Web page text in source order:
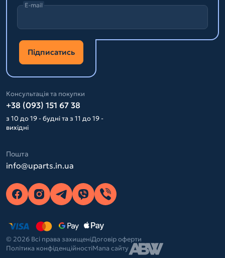
E-mail
Підписатись
Консультація та покупки
+38 (093) 151 67 38
з 10 до 19 - будні та з 11 до 19 -
вихідні
Пошта
info@uparts.in.ua
© 2026 Всі права захищеніДоговір оферти
Політика конфіденційностіМапа сайту